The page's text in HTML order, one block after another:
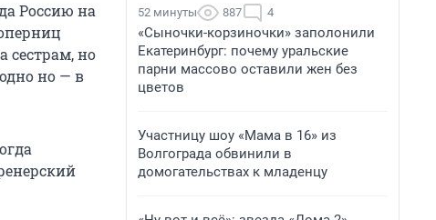
Россию на
сестрам, но
но — в
52 минуты 887 4
«Сыночки-корзиночки» заполонили
Екатеринбург: почему уральские
парни массово оставили жен без
цветов
Участницу шоу «Мама в 16» из
Волгограда обвинили в
домогательствах к младенцу